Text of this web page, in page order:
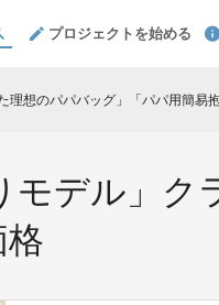
プロジェクトを始める
理想のパパバッグ」「パパ用簡易
モデル」